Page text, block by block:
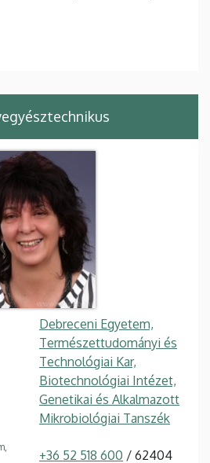
Debreceni Egyetem,
Természettudományi és
Technológiai Kar,
Biotechnológiai Intézet,
Genetikai és Alkalmazott
Mikrobiológiai Tanszék
+36 52 518 600 / 62404